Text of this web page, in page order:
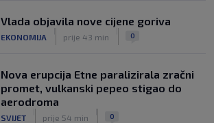
Vlada objavila nove cijene goriva
EKONOMIJA prije 43 min 0
Nova erupcija Etne paralizirala zračni
promet, vulkanski pepeo stigao do
aerodroma
SVIJET prije 54 min 0